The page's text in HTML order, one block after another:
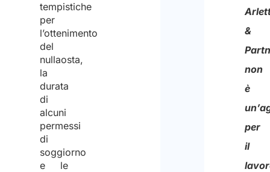
tempistiche
per
l’ottenimento
del
nullaosta,
la
durata
di
alcuni
permessi
di
soggiorno
e le
&
non
è
per
il